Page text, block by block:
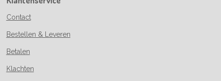
Contact
Bestellen & Leveren
Betalen
Klachten